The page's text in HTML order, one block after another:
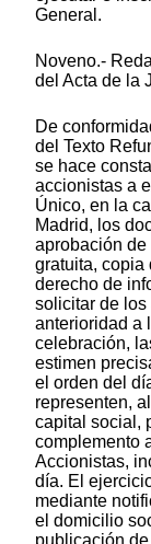
General.
Noveno.-
del Acta de la
De
del Texto
se hace
accionistas a
Único, en la
Madrid, los
aprobación de
gratuita, copia
derecho de
solicitar de los
anterioridad a
celebración,
estimen
el orden del
representen,
capital social,
complemento
Accionistas,
día. El
mediante
el domicilio
publicación